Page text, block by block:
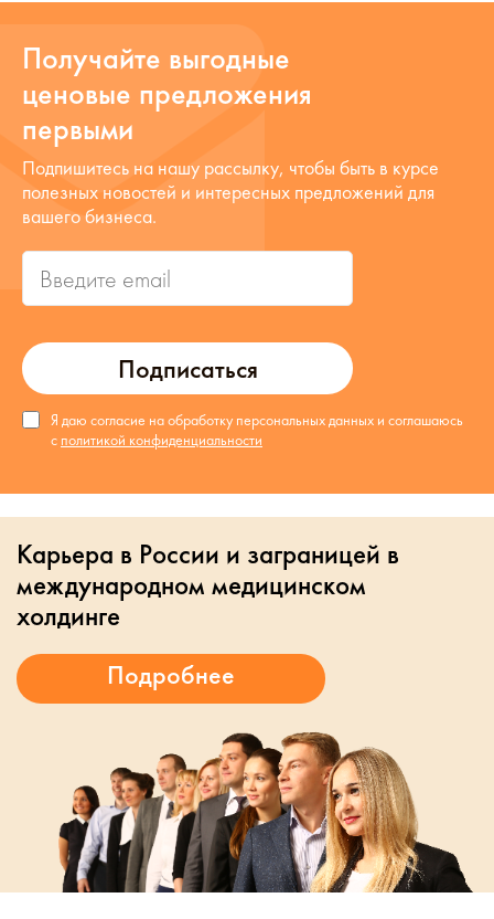
Получайте выгодные
ценовые предложения
первыми
Подписаться
Подпишитесь на нашу рассылку, чтобы быть в курсе
полезных новостей и интересных предложений для
вашего бизнеса.
Я даю согласие на обработку персональных данных и соглашаюсь
с политикой конфиденциальности
Карьера в России и заграницей в
международном медицинском
холдинге